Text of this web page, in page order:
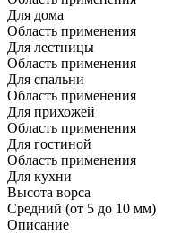
Для дома
Область применения
Для лестницы
Область применения
Для спальни
Область применения
Для прихожей
Область применения
Для гостиной
Область применения
Для кухни
Высота ворса
Средний (от 5 до 10 мм)
Описание